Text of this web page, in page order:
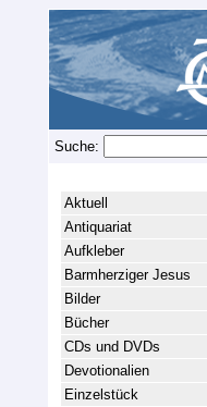
Suche:
Aktuell
Antiquariat
Aufkleber
Barmherziger Jesus
Bilder
Bücher
CDs und DVDs
Devotionalien
Einzelstück